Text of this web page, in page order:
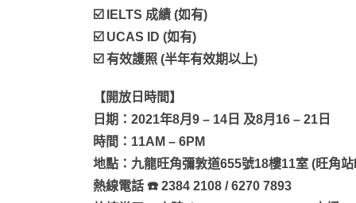
☑️ IELTS 成績 (如有)
☑️ UCAS ID (如有)
☑️ 有效護照 (半年有效期以上)
【開放日時間】
日期：2021年8月9 – 14日 及8月16 – 21日
時間：11AM – 6PM
地點：九龍旺角彌敦道655號18樓11室 (旺角
熱線電話 ☎️ 2384 2108 / 6270 7893